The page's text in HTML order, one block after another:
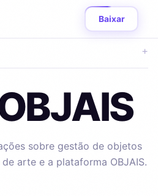
Baixar
+
sobre gestão de objetos
arte e a plataforma OBJAIS.